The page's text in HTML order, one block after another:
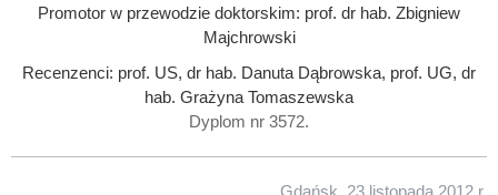
Promotor w przewodzie doktorskim: prof. dr hab. Zbigniew
Majchrowski
Recenzenci: prof. US, dr hab. Danuta Dąbrowska, prof. UG, dr
hab. Grażyna Tomaszewska
Dyplom nr 3572.